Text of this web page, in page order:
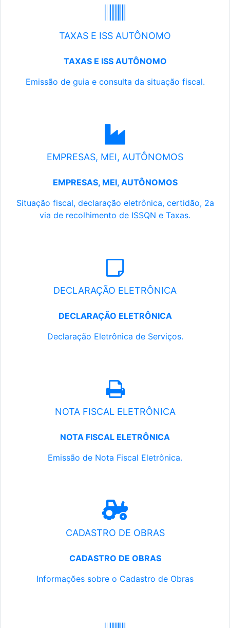
TAXAS E ISS AUTÔNOMO
TAXAS E ISS AUTÔNOMO
Emissão de guia e consulta da situação fiscal.
EMPRESAS, MEI, AUTÔNOMOS
EMPRESAS, MEI, AUTÔNOMOS
Situação fiscal, declaração eletrônica, certidão, 2a
via de recolhimento de ISSQN e Taxas.
DECLARAÇÃO ELETRÔNICA
DECLARAÇÃO ELETRÔNICA
Declaração Eletrônica de Serviços.
NOTA FISCAL ELETRÔNICA
NOTA FISCAL ELETRÔNICA
Emissão de Nota Fiscal Eletrônica.
CADASTRO DE OBRAS
CADASTRO DE OBRAS
Informações sobre o Cadastro de Obras